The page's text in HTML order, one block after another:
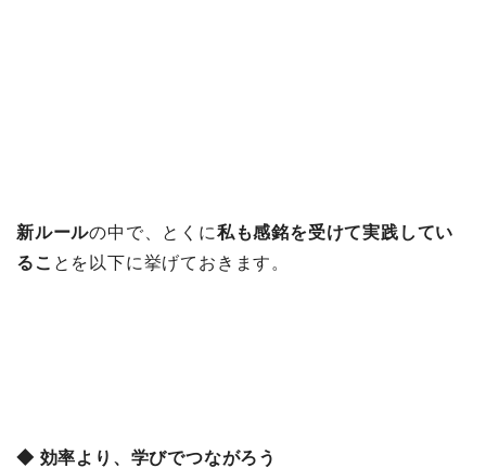
新ルールの中で、とくに私も感銘を受けて実践してい
るこ とを以下に挙げておきます。
◆ 効率より、学びでつながろう